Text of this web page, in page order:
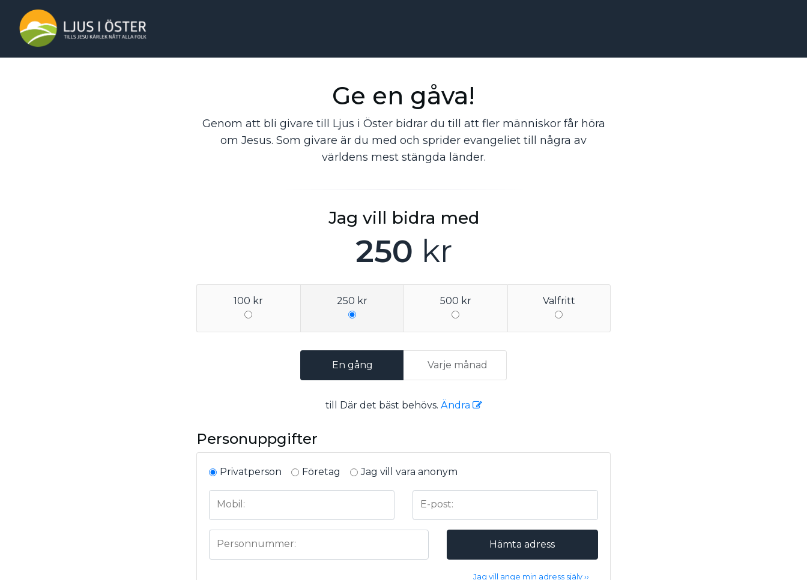
Ge en gåva!
Genom att bli givare till Ljus i Öster bidrar du till att fler människor får höra
om Jesus. Som givare är du med och sprider evangeliet till några av
världens mest stängda länder.
Jag vill bidra med
250 kr
100 kr 250 kr 500 kr Valfritt
En gång Varje månad
till Där det bäst behövs. Ändra
Personuppgifter
Privatperson Företag Jag vill vara anonym
Mobil: E-post:
Personnummer: Hämta adress
Jag vill ange min adress själv ››